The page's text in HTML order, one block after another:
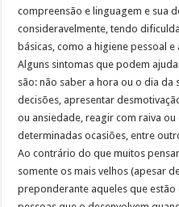
compreensão e linguagem e sua
consideravelmente, tendo
básicas, como a higiene pessoal e
Alguns sintomas que podem
são: não saber a hora ou o dia
decisões, apresentar
ou ansiedade, reagir com raiva
determinadas ocasiões, entre
Ao contrário do que muitos
somente os mais velhos (apesar
preponderante aqueles que estão